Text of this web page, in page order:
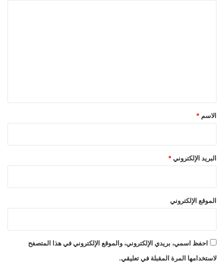
*
الاسم *
البريد الإلكتروني *
الموقع الإلكتروني
احفظ اسمي، بريدي الإلكتروني، والموقع الإلكتروني في هذا المتصفح
لاستخدامها المرة المقبلة في تعليقي.